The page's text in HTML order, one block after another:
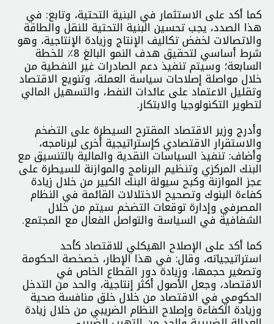
كما أكد على الاستثمار في البنية التحتية، وتابع: في
هذا الصدد، يجب تحسين البنية التحتية للنقل والطاقة
والاتصالات لخفض تكاليف الإنتاج وزيادة الإنتاجية، وهو
شرط أساسي لتحقيق هدف النمو البالغ 8٪ للخطة
السابعة؛ وسيتم تنفيذ دعم الصادرات غير النفطية من
خلال مواصلة إصلاحات سياسة العملة، وتنويع الاقتصاد
وتقليل الاعتماد على عائدات النفط، والتسهيل المالي
لتطوير التكنولوجيا والابتكار.
وأدرج وزير الاقتصاد المقترح السيطرة على التضخم
والاستقرار الاقتصادي كإستراتيجية أخرى لبرنامجه،
وأضاف: تنفيذ السياسات النقدية والمالية بالتنسيق مع
البنك المركزي وتنظيم البرنامج والموازنة للسيطرة على
عجز الموازنة وكبح سيولة البنك الكبير من خلال زيادة
كفاءة البنوك وتصحيح الاختلالات القائمة في النظام
المصرفي وإدارة توقعات التضخم سيتم من خلال
الشفافية في السياسة والتواصل الفعال مع المجتمع.
كما أكد على الإصلاح الهيكلي للاقتصاد كأحد
استراتيجياته، وقال: في هذا الإطار، خصخصة الحكومة
وتصغير حجمها، وزيادة دور القطاع الخاص في
الاقتصاد، وجعل الأصول أكثر إنتاجية، والحد من التدخل
الحكومي في الاقتصاد من خلال خلق منافسة صحية
وزيادة الكفاءة وإصلاح النظام الضريبي من خلال زيادة